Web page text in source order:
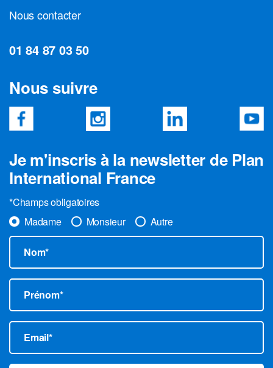
Nous contacter
01 84 87 03 50
Nous suivre
Je m'inscris à la newsletter de Plan
International France
*Champs obligatoires
Madame
Monsieur Autre
Nom*
Prénom*
Email*